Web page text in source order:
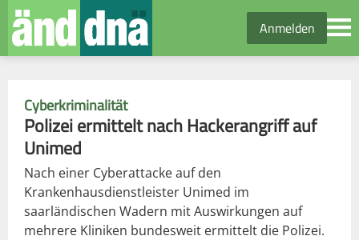
Anmelden
Cyberkriminalität
Polizei ermittelt nach Hackerangriff auf
Unimed
Nach einer Cyberattacke auf den
Krankenhausdienstleister Unimed im
saarländischen Wadern mit Auswirkungen auf
mehrere Kliniken bundesweit ermittelt die Polizei.